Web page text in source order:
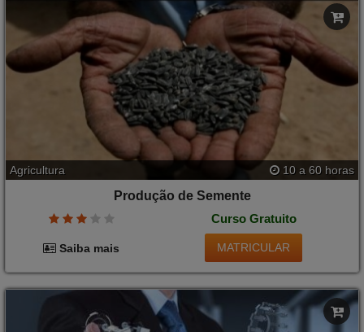
Agricultura 10 a 60 horas
Produção de Semente
Curso Gratuito
Saiba mais MATRICULAR